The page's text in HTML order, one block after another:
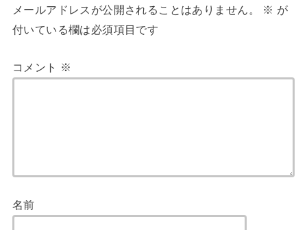
メールアドレスが公開されることはありません。 ※ が
付いている欄は必須項目です
コメント ※
名前